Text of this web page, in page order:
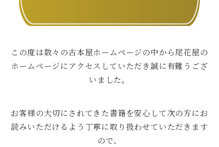
この度は数々の古本屋ホームページの中から尾花屋の
ホームページにアクセスしていただき誠に有難うござ
いました。
お客様の大切にされてきた書籍を安心して次の方にお
読みいただけるよう丁寧に取り扱わせていただきます
ので、